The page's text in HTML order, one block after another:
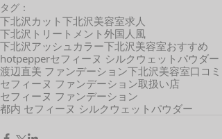
タグ：
下北沢カット 下北沢美容室求人
下北沢トリートメント 外国人風
下北沢アッシュカラー下北沢美容室おすすめ
hotpepperセフィーヌ シルクウェットパウダー
渡辺直美 ファンデーション下北沢美容室口コミ
セフィーヌ ファンデーション取扱い店
セフィーヌ ファンデーション
都内 セフィーヌ シルクウェットパウダー